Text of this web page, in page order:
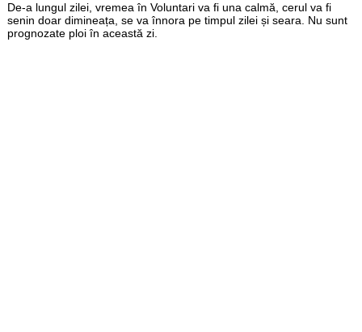
De-a lungul zilei, vremea în Voluntari va fi una calmă, cerul va fi
senin doar dimineața, se va înnora pe timpul zilei și seara. Nu sunt
prognozate ploi în această zi.